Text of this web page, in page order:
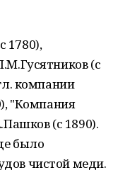
1780),
(с
компании
"Компания
(с 1890).
было
чистой меди.